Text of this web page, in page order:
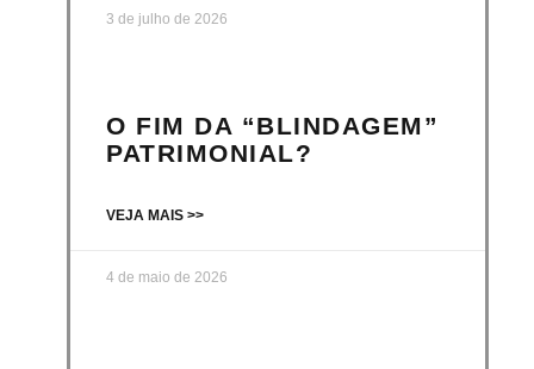
3 de julho de 2026
O FIM DA “BLINDAGEM”
PATRIMONIAL?
VEJA MAIS >>
4 de maio de 2026